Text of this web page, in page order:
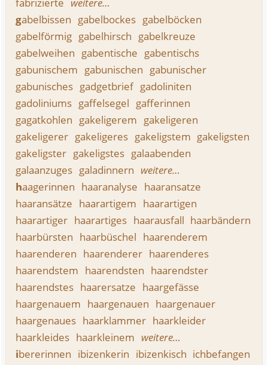
gabelbissen gabelbockes gabelböcken
gabelförmig gabelhirsch gabelkreuze
gabelweihen gabentische gabentischs
gabunischem gabunischen gabunischer
gabunisches gadgetbrief gadoliniten
gadoliniums gaffelsegel gafferinnen
gagatkohlen gakeligerem gakeligeren
gakeligerer gakeligeres gakeligstem gakeligsten
gakeligster gakeligstes galaabenden
galaanzuges galadinnern weitere…
haagerinnen haaranalyse haaransatze
haaransätze haarartigem haarartigen
haarartiger haarartiges haarausfall haarbändern
haarbürsten haarbüschel haarenderem
haarenderen haarenderer haarenderes
haarendstem haarendsten haarendster
haarendstes haarersatze haargefässe
haargenauem haargenauen haargenauer
haargenaues haarklammer haarkleider
haarkleides haarkleinem weitere…
ibererinnen ibizenkerin ibizenkisch ichbefangen